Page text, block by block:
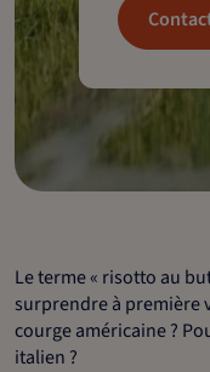
Le terme « risotto au
surprendre à première
courge américaine ?
italien ?